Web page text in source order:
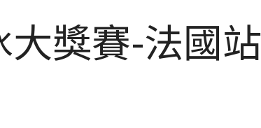
獎賽-法國站